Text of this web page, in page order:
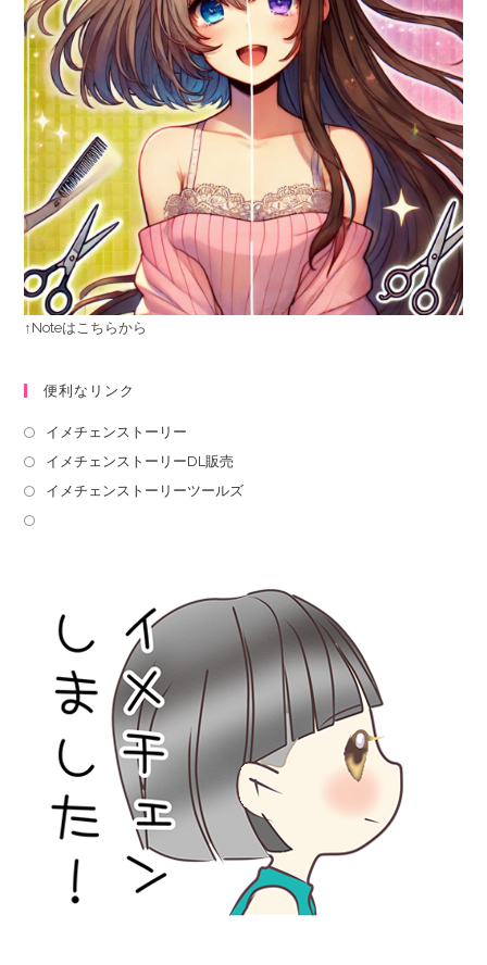
↑Noteはこちらから
便利なリンク
イメチェンストーリー
イメチェンストーリーDL販売
イメチェンストーリーツールズ